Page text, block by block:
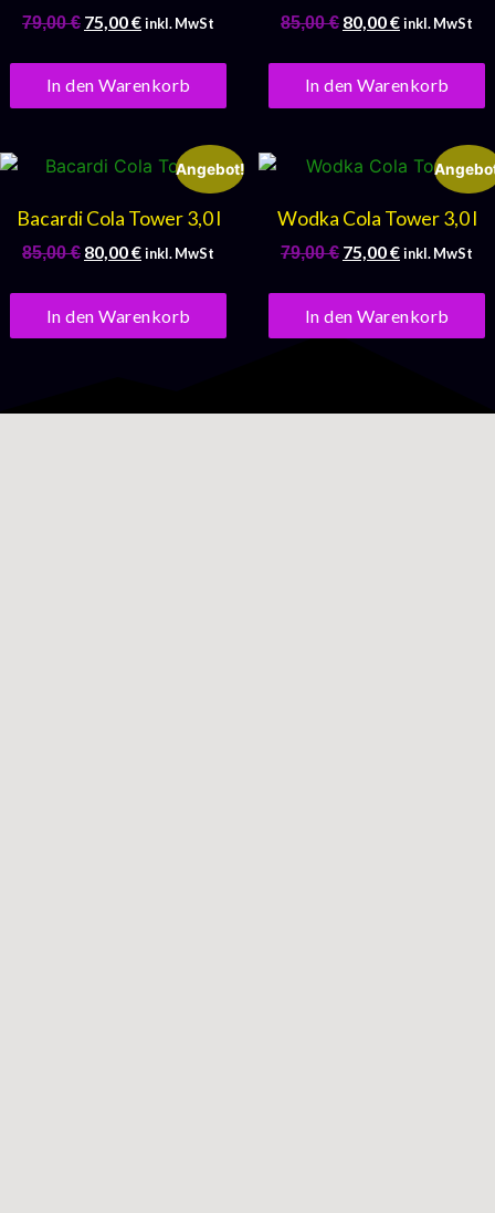
79,00€ 75,00€inkl. MwSt
In den Warenkorb
85,00€ 80,00€inkl. MwSt
In den Warenkorb
Angebot!
Bacardi Cola Tower 3,0 l
85,00€ 80,00€inkl. MwSt
In den Warenkorb
Wodka Cola Tower 3,0 l
79,00€ 75,00€inkl. MwSt
In den Warenkorb